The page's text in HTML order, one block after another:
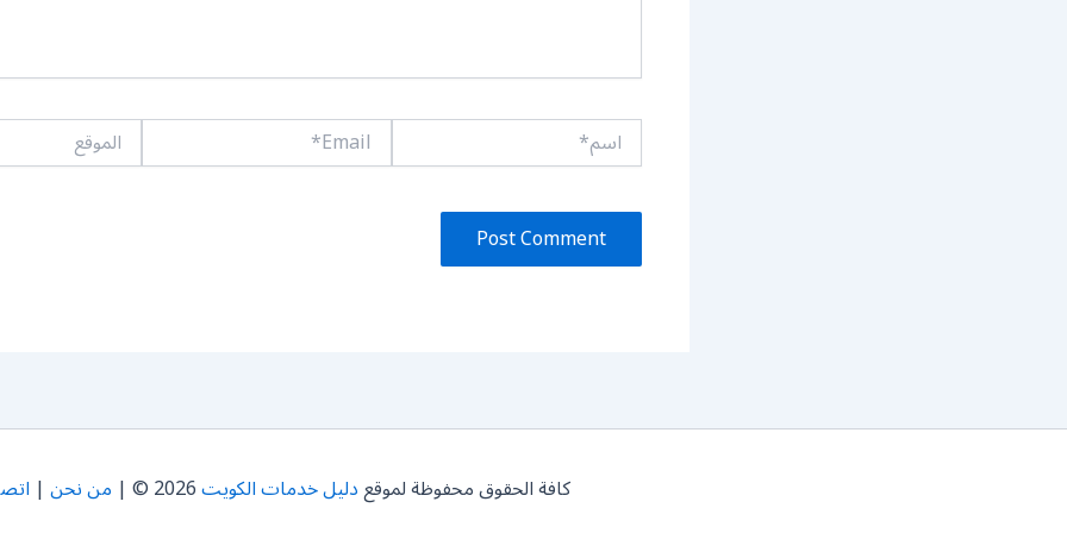
اسم* Email* الموقع
كافة الحقوق محفوظة لموقعدليل خدمات الكويت من نحن |